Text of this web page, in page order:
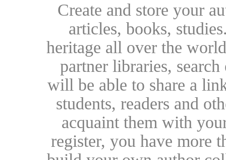
Create and store your
articles, books,
heritage all over the
partner libraries,
will be able to share a
students, readers and
acquaint them with
register, you have more